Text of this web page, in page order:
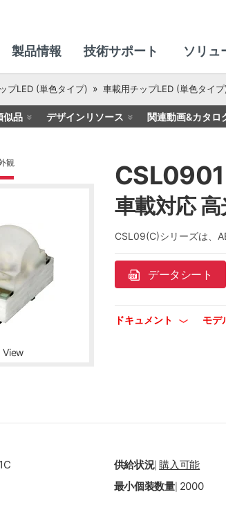
製品情報 技術サポート ソリュ
プLED (単色タイプ) 車載用チップLED (単色タイプ
似品 デザインリソース 関連動画&カタロ
観
View
車載対応
CSL09(C)シリーズは、
データシート
ドキュメント モデ
供給状況|購入可能
最小個装数量| 2000